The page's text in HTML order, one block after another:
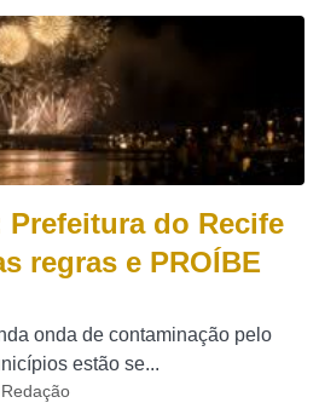
Prefeitura do Recife
regras e PROÍBE
onda de contaminação pelo
estão se...